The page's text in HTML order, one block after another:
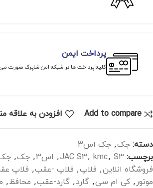
پرداخت ایمن
کلیه پرداخت ها در شبکه امن شاپرک صورت
Add to compare افزودن به علاقه
دسته: جک, جک اس3
برچسب:
JAC S3, kmc, S3
, اس3 , جک,
فروشگاه انلاین, فلاپ, فلاپ -عقب, فلاپ
موتور , کی ام سی, گارد, گارد-عقب, محافظ,